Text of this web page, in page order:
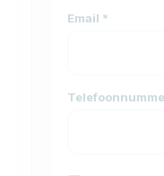
Email *